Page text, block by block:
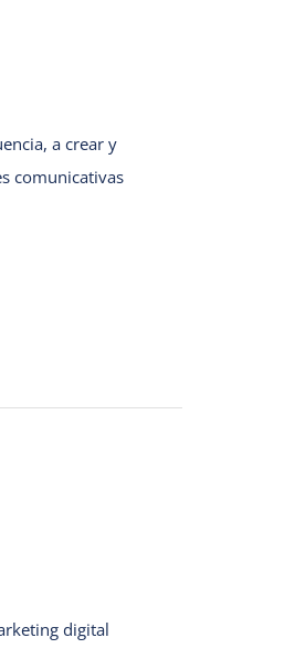
a crear y
comunicativas